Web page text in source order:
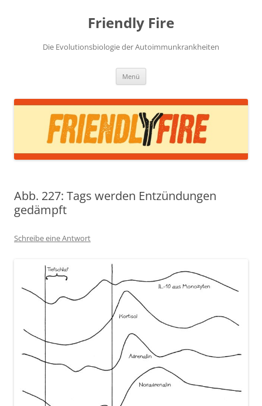
Friendly Fire
Die Evolutionsbiologie der Autoimmunkrankheiten
Menü
Abb. 227: Tags werden Entzündungen
gedämpft
Schreibe eine Antwort